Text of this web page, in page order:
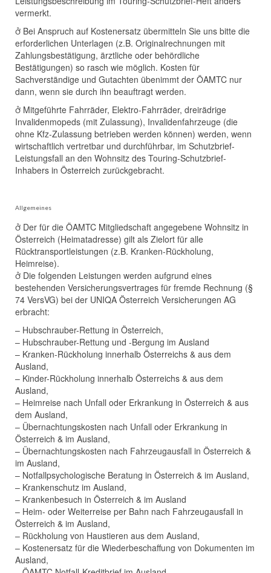
vermerkt.
 Bei Anspruch auf Kostenersatz übermitteln Sie uns bitte die
erforderlichen Unterlagen (z.B. Originalrechnungen mit
Zahlungsbestätigung, ärztliche oder behördliche
Bestätigungen) so rasch wie möglich. Kosten für
Sachverständige und Gutachten übenimmt der ÖAMTC nur
dann, wenn sie durch ihn beauftragt werden.
 Mitgeführte Fahrräder, Elektro-Fahrräder, dreirädrige
Invalidenmopeds (mit Zulassung), Invalidenfahrzeuge (die
ohne Kfz-Zulassung betrieben werden können) werden, wenn
wirtschaftlich vertretbar und durchführbar, im Schutzbrief-
Leistungsfall an den Wohnsitz des Touring-Schutzbrief-
Inhabers in Österreich zurückgebracht.
Allgemeines
 Der für die ÖAMTC Mitgliedschaft angegebene Wohnsitz in
Österreich (Heimatadresse) gilt als Zielort für alle
Rücktransportleistungen (z.B. Kranken-Rückholung,
Heimreise).
 Die folgenden Leistungen werden aufgrund eines
bestehenden Versicherungsvertrages für fremde Rechnung (§
74 VersVG) bei der UNIQA Österreich Versicherungen AG
erbracht:
– Hubschrauber-Rettung in Österreich,
– Hubschrauber-Rettung und -Bergung im Ausland
– Kranken-Rückholung innerhalb Österreichs & aus dem
Ausland,
– Kinder-Rückholung innerhalb Österreichs & aus dem
Ausland,
– Heimreise nach Unfall oder Erkrankung in Österreich & aus
dem Ausland,
– Übernachtungskosten nach Unfall oder Erkrankung in
Österreich & im Ausland,
– Übernachtungskosten nach Fahrzeugausfall in Österreich &
im Ausland,
– Notfallpsychologische Beratung in Österreich & im Ausland,
– Krankenschutz im Ausland,
– Krankenbesuch in Österreich & im Ausland
– Heim- oder Weiterreise per Bahn nach Fahrzeugausfall in
Österreich & im Ausland,
– Rückholung von Haustieren aus dem Ausland,
– Kostenersatz für die Wiederbeschaffung von Dokumenten im
Ausland,